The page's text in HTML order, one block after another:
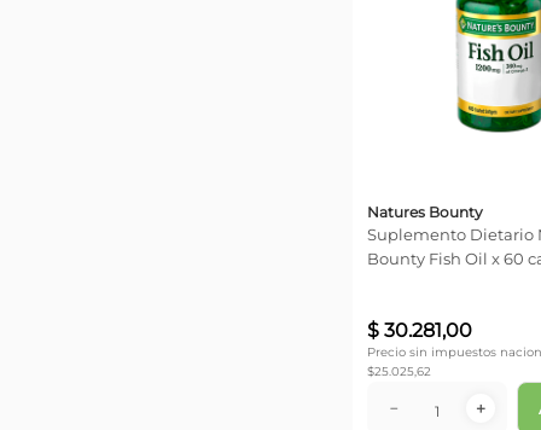
Natures Bounty
Suplemento Dietario
Bounty Fish Oil x 60
$ 30.281,00
Precio sin impuestos
$25.025,62
＋
－